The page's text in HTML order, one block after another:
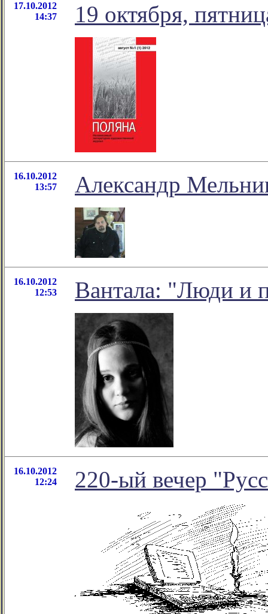
17.10.2012
14:37
19 октября,
16.10.2012
13:57
Александр
16.10.2012
12:53
Вантала: "Люди и
16.10.2012
12:24
220-ый вечер